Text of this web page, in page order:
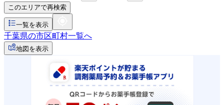
このエリアで再検索
一覧を表示
千葉県の市区町村一覧へ
地図を表示